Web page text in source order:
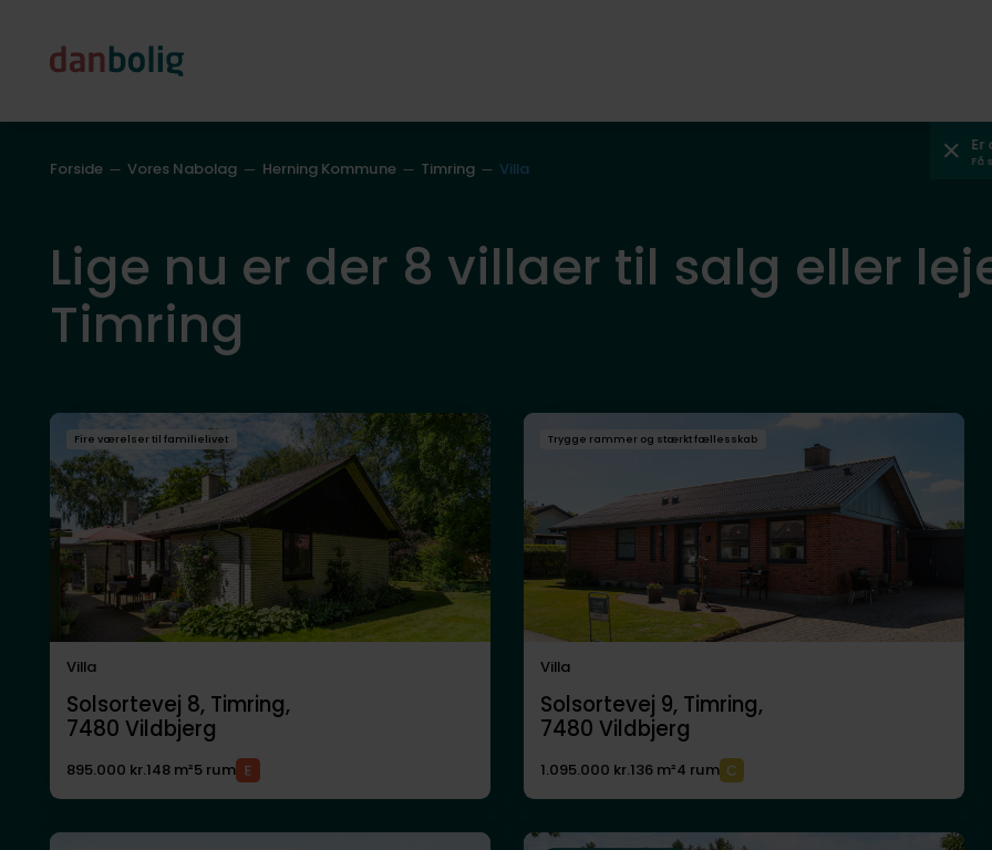
Få
Forside Vores Nabolag Herning Kommune Timring Villa
Lige nu er der 8 villaer til salg eller
Timring
Fire værelser til familielivet
Villa
Solsortevej 8, Timring,
7480 Vildbjerg
895.000 kr.148 m²5 rum
Trygge rammer og stærkt fællesskab
Villa
Solsortevej 9, Timring,
7480 Vildbjerg
1.095.000 kr.136 m²4 rum